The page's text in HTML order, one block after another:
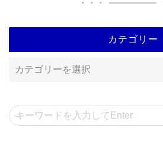
カテゴリー